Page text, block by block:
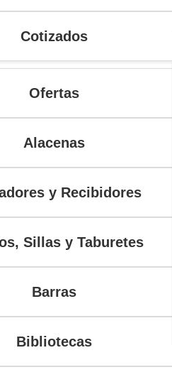
Cotizados
Ofertas
Alacenas
y Recibidores
Sillas y Taburetes
Barras
Bibliotecas